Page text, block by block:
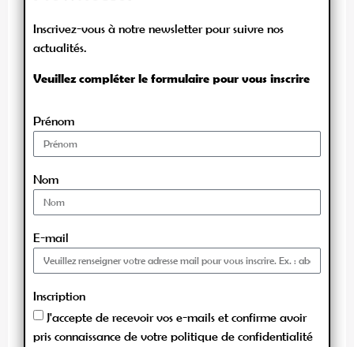
Inscrivez-vous à notre newsletter pour suivre nos
actualités.
Veuillez compléter le formulaire pour vous inscrire
Prénom
Nom
E-mail
Inscription
J'accepte de recevoir vos e-mails et confirme avoir
pris connaissance de votre politique de confidentialité